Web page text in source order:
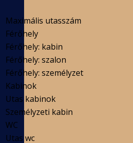
Maximális utasszám
Férőhely
Férőhely: kabin
Férőhely: szalon
Férőhely: személyzet
Kabinok
Utas kabinok
Személyzeti kabin
WC
Utas wc